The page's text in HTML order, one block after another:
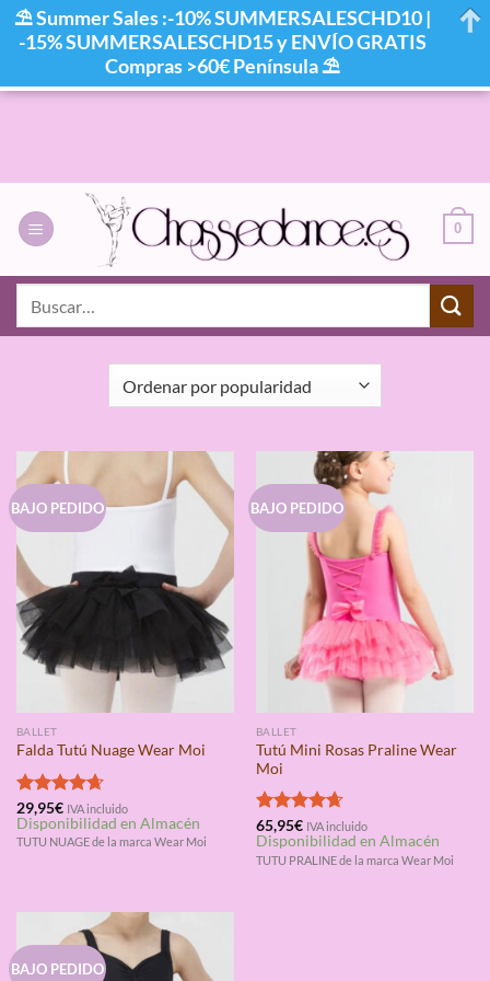
0
INICIO / PRODUCTOS ETIQUETADOS “TUTU ENCAJE”
FILTRAR
BAJO PEDIDO
BALLET
Falda Tutú Nuage Wear Moi
Valorado
con4.67
de 5
29,95€ IVA incluido
Disponibilidad en Almacén
TUTU NUAGE de la marca Wear Moi
BAJO PEDIDO
BALLET
Tutú Mini Rosas Praline Wear
Moi
Valorado
con4.67
de 5
65,95€ IVA incluido
Disponibilidad en Almacén
TUTU PRALINE de la marca Wear Moi
BAJO PEDIDO
⛱ Summer Sales :-10% SUMMERSALESCHD10 |
-15% SUMMERSALESCHD15 y ENVÍO GRATIS
Compras >60€ Península ⛱